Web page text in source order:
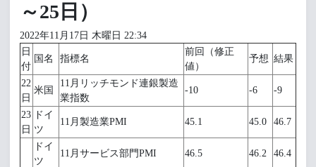
～25日）
2022年11月17日 木曜日 22:34
日
付
国名 指標名
前回（修正
値）
予想 結果
22
日
米国
11月リッチモンド連銀製造
業指数
-10 -6 -9
23
日
ドイ
ツ
11月製造業PMI 45.1 45.0 46.7
ドイ
ツ
11月サービス部門PMI 46.5 46.2 46.4